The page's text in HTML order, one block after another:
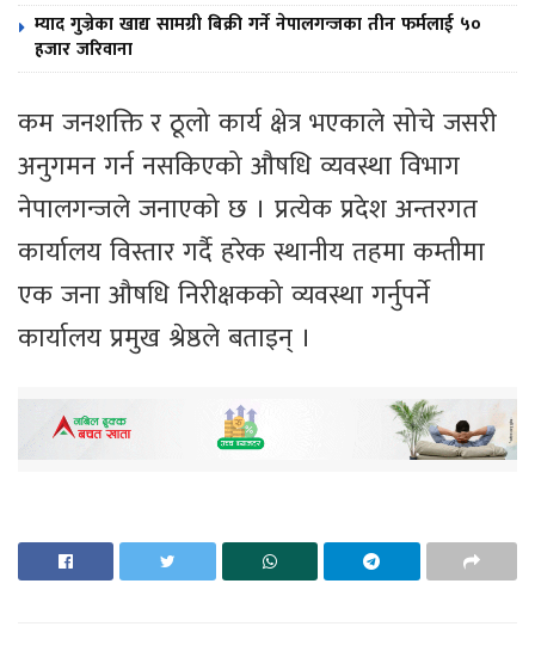
म्याद गुज्रेका खाद्य सामग्री बिक्री गर्ने नेपालगन्जका तीन फर्मलाई ५०
हजार जरिवाना
कम जनशक्ति र ठूलो कार्य क्षेत्र भएकाले सोचे जसरी
अनुगमन गर्न नसकिएको औषधि व्यवस्था विभाग
नेपालगन्जले जनाएको छ । प्रत्येक प्रदेश अन्तरगत
कार्यालय विस्तार गर्दै हरेक स्थानीय तहमा कम्तीमा
एक जना औषधि निरीक्षकको व्यवस्था गर्नुपर्ने
कार्यालय प्रमुख श्रेष्ठले बताइन् ।